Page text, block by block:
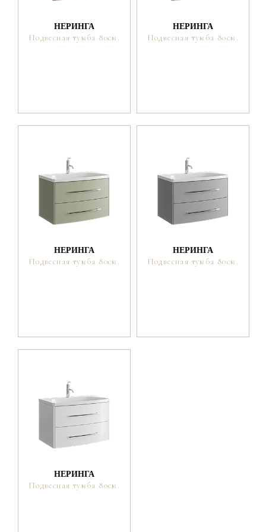
НЕРИНГА
Подвесная тумба 80см.
НЕРИНГА
Подвесная тумба 80см.
НЕРИНГА
Подвесная тумба 80см.
НЕРИНГА
Подвесная тумба 80см.
НЕРИНГА
Подвесная тумба 80см.